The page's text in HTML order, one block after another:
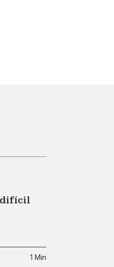
difícil
1 Min